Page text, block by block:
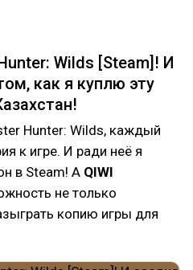
Wilds [Steam]! И
как я куплю эту
Hunter: Wilds, каждый
к игре. И ради неё я
в Steam! А QIWI
не только
копию игры для